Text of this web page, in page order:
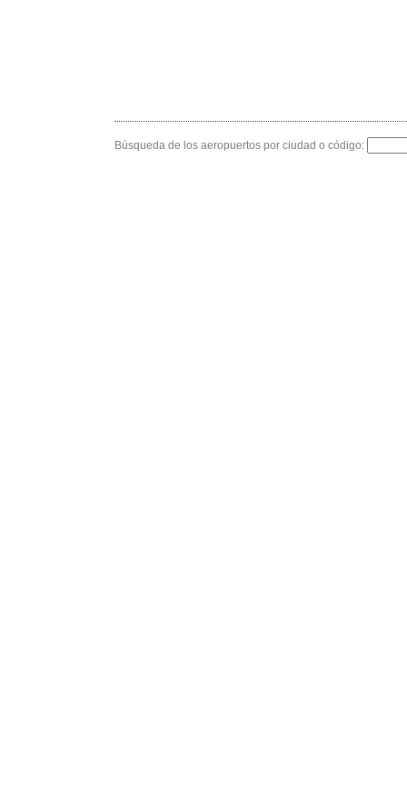
Búsqueda de los aeropuertos por ciudad o código: